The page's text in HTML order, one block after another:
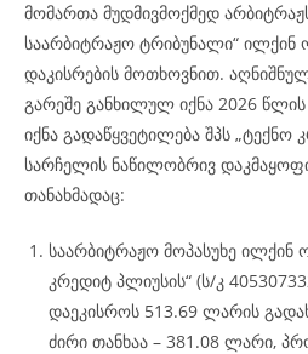
მომართა მუდმივმოქმედ
საარბიტრაჟო ტრიბუნალი“ ილქინ
დაკისრების მოთხოვნით.
გარეშე განხილულ იქნა 2026
იქნა გადაწყვეტილება შპს „ტექნო
სარჩელის ნაწილობრივ
თანახმადაც:
საარბიტრაჟო მოპასუხე ილქინ
კრედიტ პლიუსის“ (ს/კ
დაეკისროს 513.69 ლარის
ძირი თანხაა – 381.08 ლარი,